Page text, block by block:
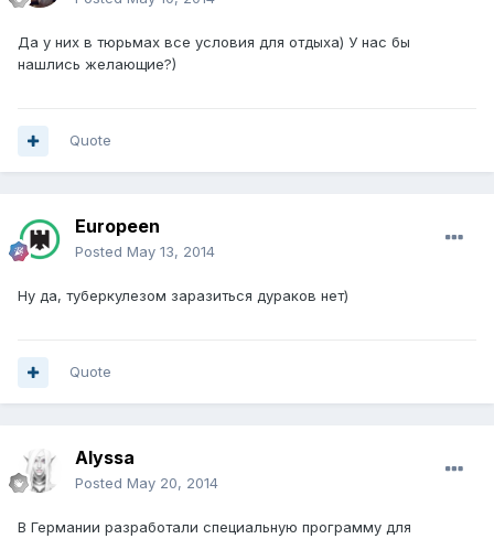
Да у них в тюрьмах все условия для отдыха) У нас бы
нашлись желающие?)
Quote
Europeen
Posted May 13, 2014
Ну да, туберкулезом заразиться дураков нет)
Quote
Alyssa
Posted May 20, 2014
В Германии разработали специальную программу для